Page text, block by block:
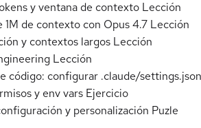
y ventana de contexto Lección
1M de contexto con Opus 4.7 Lección
y contextos largos Lección
Lección
código: configurar .claude/settings.json
y env vars Ejercicio
y personalización Puzle